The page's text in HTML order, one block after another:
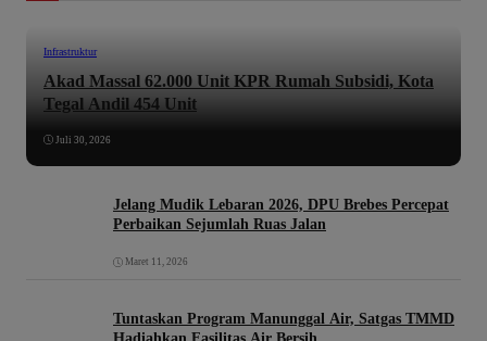
Infrastruktur
Akad Massal 62.000 Unit KPR Rumah Subsidi, Kota
Tegal Andil 454 Unit
Juli 30, 2026
Jelang Mudik Lebaran 2026, DPU Brebes Percepat
Perbaikan Sejumlah Ruas Jalan
Maret 11, 2026
Tuntaskan Program Manunggal Air, Satgas TMMD